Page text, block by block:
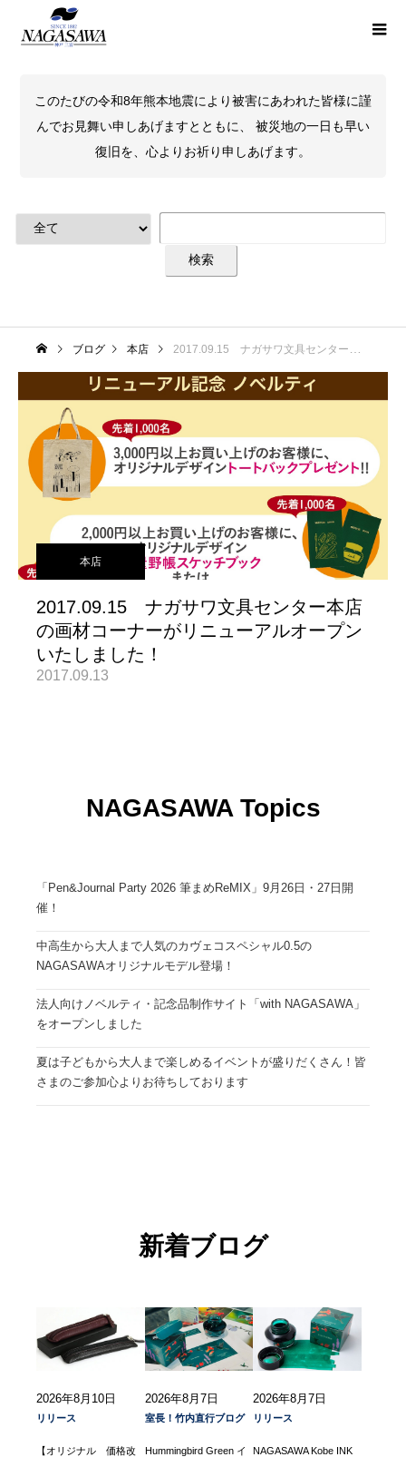
このたびの令和8年熊本地震により被害にあわれた皆様に謹
んでお見舞い申しあげますとともに、 被災地の一日も早い
復旧を、心よりお祈り申しあげます。
ブログ 本店 2017.09.15 ナガサワ文具センター本店の画材コーナーがリニューアルオープンいたしました！
本店
2017.09.15 ナガサワ文具センター本店
の画材コーナーがリニューアルオープン
いたしました！
2017.09.13
NAGASAWA Topics
「Pen&Journal Party 2026 筆まめReMIX」9月26日・27日開
催！
中高生から大人まで人気のカヴェコスペシャル0.5の
NAGASAWAオリジナルモデル登場！
法人向けノベルティ・記念品制作サイト「with NAGASAWA」
をオープンしました
夏は子どもから大人まで楽しめるイベントが盛りだくさん！皆
さまのご参加心よりお待ちしております
新着ブログ
2026年8月10日
リリース
【オリジナル 価格改
2026年8月7日
室長！竹内直行ブログ
Hummingbird Green イ
2026年8月7日
リリース
NAGASAWA Kobe INK